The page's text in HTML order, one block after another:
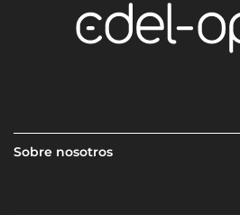
Sobre nosotros